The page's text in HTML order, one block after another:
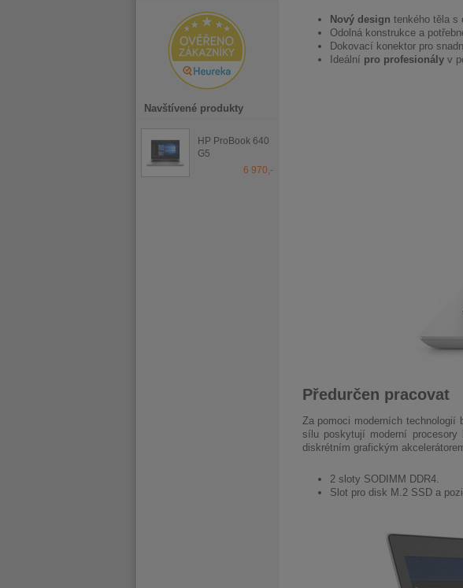
Navštívené produkty
HP ProBook 640
G5
6 970,-
Nový design tenkého těla s
Odolná konstrukce a
Dokovací konektor pro
Ideální pro profesionályv
Předurčen pracovat
Za pomoci moderních technologií
sílu poskytují moderní procesory
diskrétním grafickým
2 sloty SODIMM DDR4.
Slot pro disk M.2 SSD a